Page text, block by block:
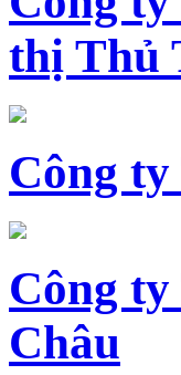
thị Thủ
Công
Công
Châu